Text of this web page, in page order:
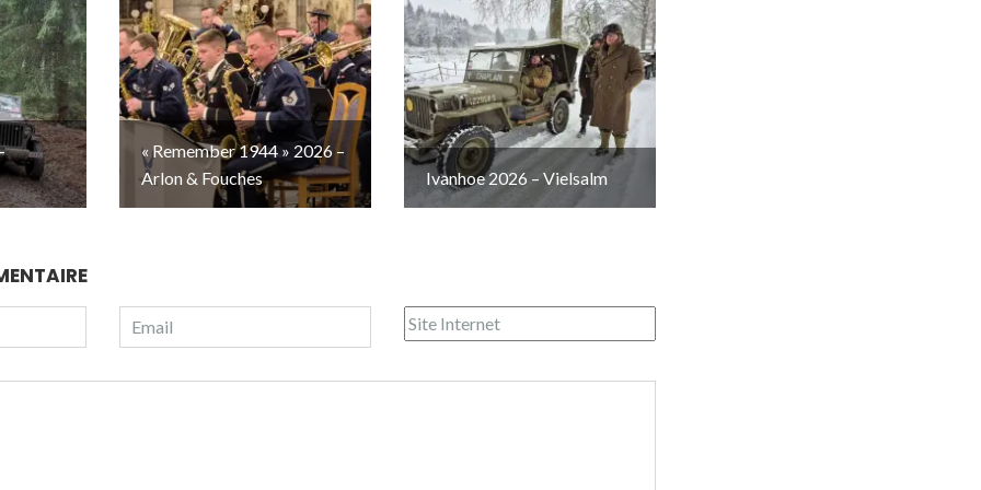
« Remember 1944 » 2026 –
Arlon & Fouches
Ivanhoe 2026 – Vielsalm